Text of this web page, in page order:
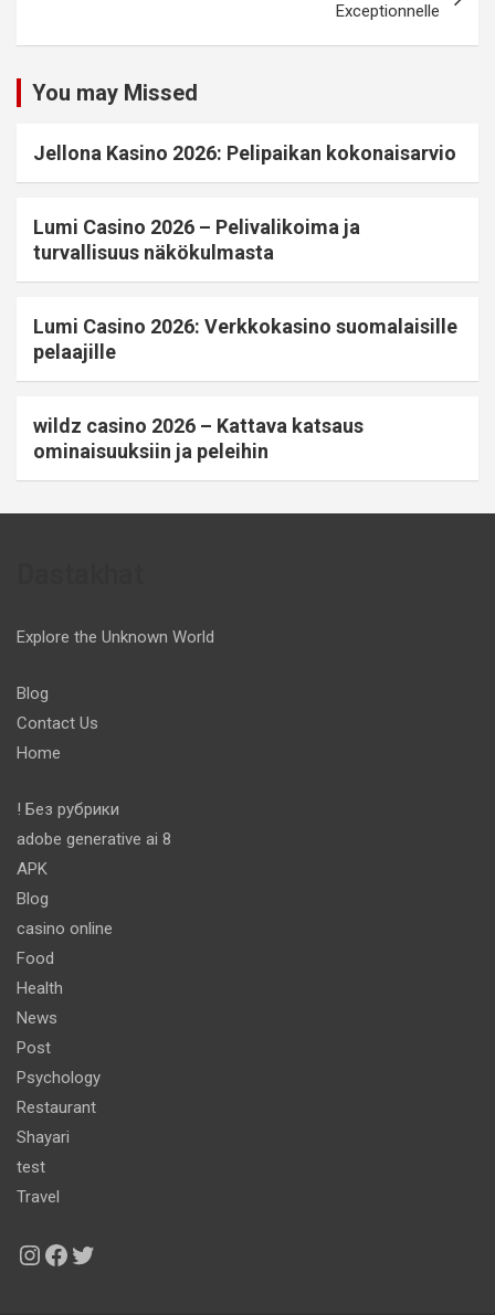
Exceptionnelle
You may Missed
Jellona Kasino 2026: Pelipaikan kokonaisarvio
Lumi Casino 2026 – Pelivalikoima ja
turvallisuus näkökulmasta
Lumi Casino 2026: Verkkokasino suomalaisille
pelaajille
wildz casino 2026 – Kattava katsaus
ominaisuuksiin ja peleihin
Explore the Unknown World
Blog
Contact Us
Home
! Без рубрики
adobe generative ai 8
APK
Blog
casino online
Food
Health
News
Post
Psychology
Restaurant
Shayari
test
Travel